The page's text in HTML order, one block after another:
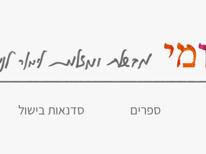
ספרים סדנאות בישול